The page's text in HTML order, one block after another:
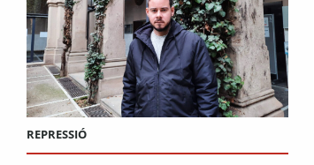
REPRESSIÓ